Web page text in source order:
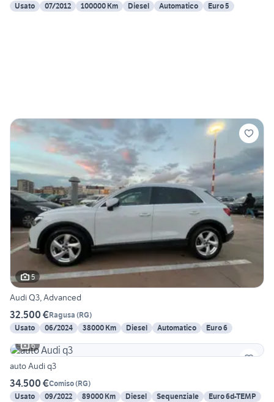
Usato
07/2012 100000 Km Diesel Automatico Euro 5
5
Audi Q3, Advanced
32.500 €Ragusa (RG)
Usato
06/2024 38000 Km Diesel Automatico
Euro 6
6
auto Audi q3
34.500 €Comiso(RG)
Usato
09/2022 89000 Km Diesel Sequenziale
Euro 6d-TEMP